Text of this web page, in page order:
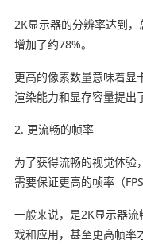
2K显示器的分辨率达到，
增加了约78%。
更高的像素数量意味着显
渲染能力和显存容量提出
2. 更流畅的帧率
为了获得流畅的视觉体验
需要保证更高的帧率（FPS
一般来说，是2K显示器
戏和应用，甚至更高帧率